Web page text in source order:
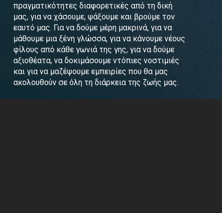
πραγματικότητες διαφορετικές από τη δική
μας, για να χάσουμε, ψάξουμε και βρούμε τον
εαυτό μας. Για να δούμε μέρη μακρινά, για να
μάθουμε μια ξένη γλώσσα, για να κάνουμε νέους
φίλους από κάθε γωνιά της γης, για να δούμε
αξιοθέατα, να δοκιμάσουμε ντόπιες νοστιμιές
και για να μαζέψουμε εμπειρίες που θα μας
ακολουθούν σε όλη τη διάρκεια της ζωής μας.